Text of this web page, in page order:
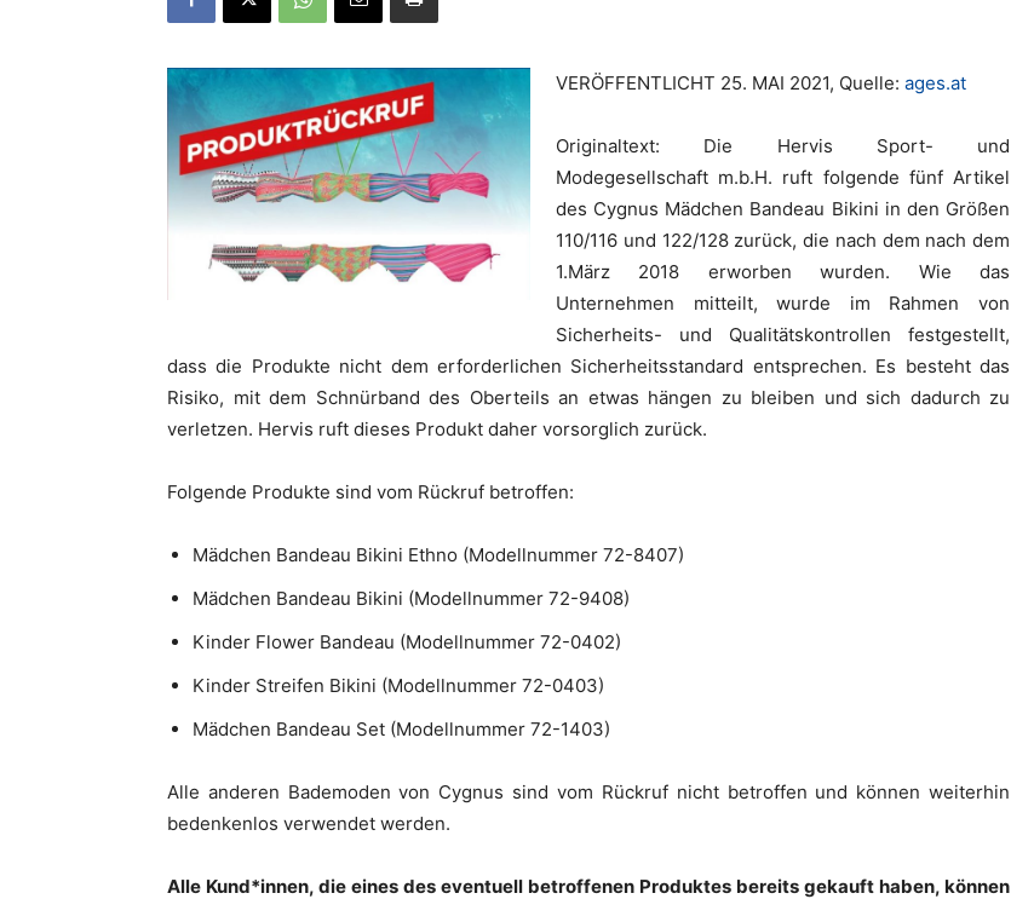
VERÖFFENTLICHT 25. MAI 2021, Quelle: ages.at
Originaltext: Die Hervis Sport- und
Modegesellschaft m.b.H. ruft folgende fünf Artikel
des Cygnus Mädchen Bandeau Bikini in den Größen
110/116 und 122/128 zurück, die nach dem nach dem
1.März 2018 erworben wurden. Wie das
Unternehmen mitteilt, wurde im Rahmen von
Sicherheits- und Qualitätskontrollen festgestellt,
dass die Produkte nicht dem erforderlichen Sicherheitsstandard entsprechen. Es besteht das
Risiko, mit dem Schnürband des Oberteils an etwas hängen zu bleiben und sich dadurch zu
verletzen. Hervis ruft dieses Produkt daher vorsorglich zurück.
Folgende Produkte sind vom Rückruf betroffen:
Mädchen Bandeau Bikini Ethno (Modellnummer 72-8407)
Mädchen Bandeau Bikini (Modellnummer 72-9408)
Kinder Flower Bandeau (Modellnummer 72-0402)
Kinder Streifen Bikini (Modellnummer 72-0403)
Mädchen Bandeau Set (Modellnummer 72-1403)
Alle anderen Bademoden von Cygnus sind vom Rückruf nicht betroffen und können weiterhin
bedenkenlos verwendet werden.
Alle Kund*innen, die eines des eventuell betroffenen Produktes bereits gekauft haben, können